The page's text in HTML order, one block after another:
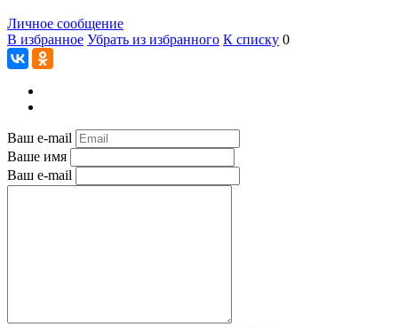
Личное сообщение
В избранное Убрать из избранного К списку 0
Ваш e-mail
Ваше имя
Ваш e-mail